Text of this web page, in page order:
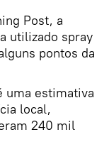
Post, a
utilizado spray
pontos da
uma estimativa
local,
240 mil